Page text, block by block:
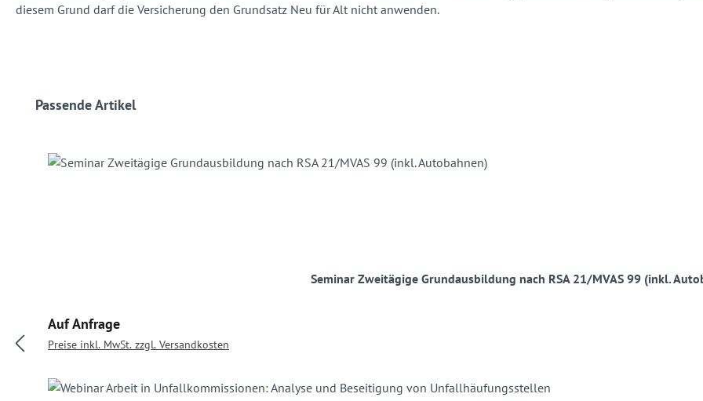
diesem Grund darf die Versicherung den Grundsatz Neu für Alt nicht anwenden.
Produktgalerie überspringen
Passende Artikel
Seminar Zweitägige Grundausbildung nach RSA 21/MVAS 99 (inkl.
Regulärer Preis:
Auf Anfrage
Preise inkl. MwSt. zzgl. Versandkosten